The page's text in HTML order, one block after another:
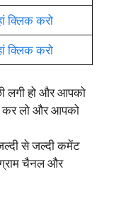
क्लिक करो
क्लिक करो
लगी हो और आपको
कर लो और आपको
से जल्दी कमेंट
चैनल और